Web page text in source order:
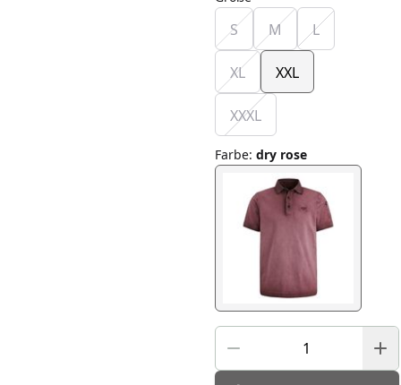
S M L
XL XXL
XXXL
Farbe: dry rose